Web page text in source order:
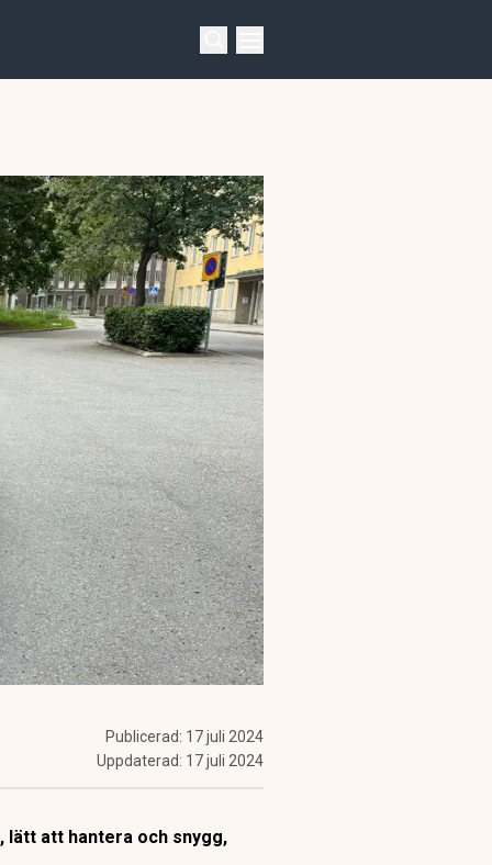
Publicerad: 17 juli 2024
Uppdaterad: 17 juli 2024
lätt att hantera och snygg,